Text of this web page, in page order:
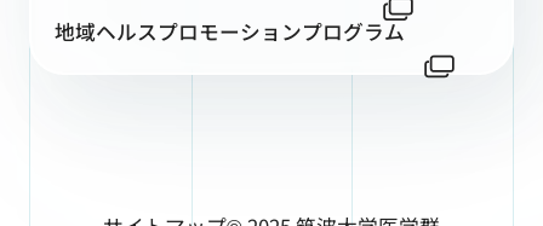
地域ヘルスプロモーションプログラム